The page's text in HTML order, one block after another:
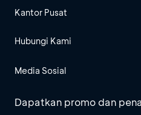
Kantor Pusat
Hubungi Kami
Media Sosial
Dapatkan promo dan